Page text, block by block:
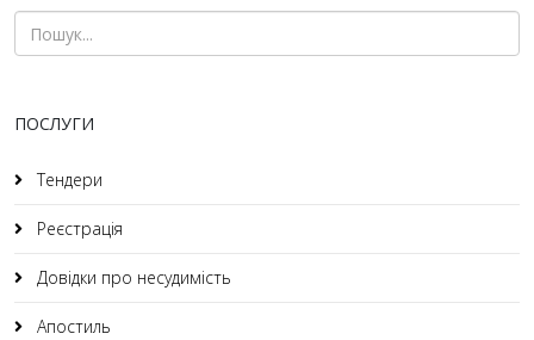
ПОСЛУГИ
Тендери
Реєстрація
Довідки про несудимість
Апостиль